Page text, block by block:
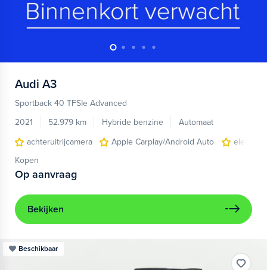
Audi A3
Sportback 40 TFSIe Advanced
2021
52.979 km Hybride benzine
Automaat
achteruitrijcamera
Apple Carplay/Android Auto
Kopen
Op aanvraag
Bekijken
Beschikbaar